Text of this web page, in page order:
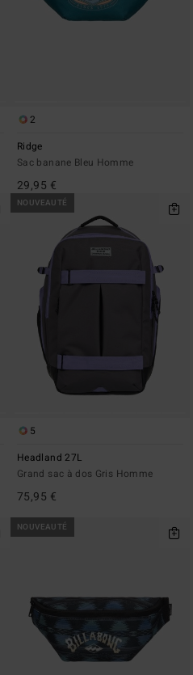
2
Ridge
Sac banane Bleu Homme
29,95 €
NOUVEAUTÉ
5
Headland 27L
Grand sac à dos Gris Homme
75,95 €
NOUVEAUTÉ